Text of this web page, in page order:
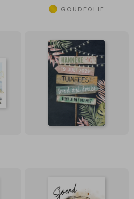
GOUDFOLIE